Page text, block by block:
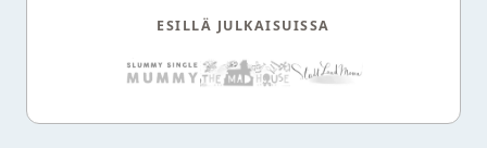
ESILLÄ JULKAISUISSA